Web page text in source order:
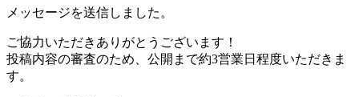
メッセージを送信しました。
ご協力いただきありがとうございます！
投稿内容の審査のため、公開まで約3営業日程度いただきま
す。